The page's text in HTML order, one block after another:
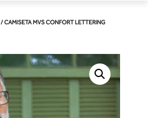
/ CAMISETA MVS CONFORT LETTERING